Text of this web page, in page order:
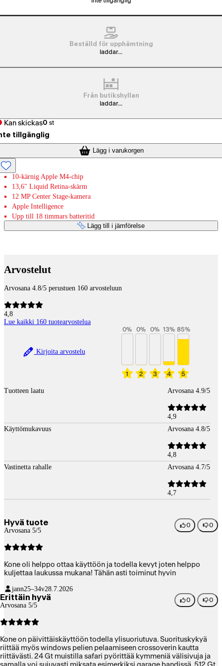
Beställd för upphämtning
laddar...
Från butikshyllan
laddar...
Kan skickas0 st
tillgänglig
Lägg i varukorgen
10-kärnig Apple M4-chip
13,6" Liquid Retina-skärm
12 MP Center Stage-kamera
Apple Intelligence
Upp till 18 timmars batteritid
Lägg till i jämförelse
Arvostelut
Arvosana 4.8/5 perustuen 160 arvosteluun
4,8
Lue kaikki 160 tuotearvostelua
Kirjoita arvostelu
1
0%
2
0%
3
0%
4
13%
5
85%
Tuotteen laatu Arvosana 4.9/5
4,9
Käyttömukavuus
Arvosana 4.8/5
4,8
Vastinetta rahalle
Arvosana 4.7/5
4,7
Hyvä tuote
Arvosana 5/5
0 0
Kone oli helppo ottaa käyttöön ja todella kevyt joten helppo
kuljettaa laukussa mukana! Tähän asti toiminut hyvin
jann25–34v28.7.2026
Erittäin hyvä
Arvosana 5/5
0 0
Kone on päivittäiskäyttöön todella ylisuoriutuva. Suorituskykyä
riittää myös windows pelien pelaamiseen crossoverin kautta
riittävästi. 24 Gt muistilla safari pyörittää kymmeniä välisivuja ja